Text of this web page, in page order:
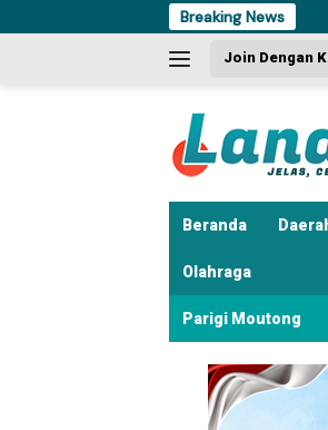
ke
Breaking News
Join Dengan
Beranda
Olahraga
Parigi Moutong